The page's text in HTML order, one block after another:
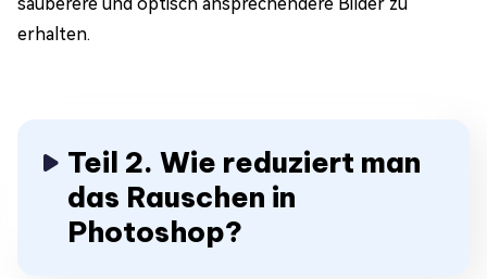
erhalten.
Teil 2. Wie reduziert man
das Rauschen in
Photoshop?